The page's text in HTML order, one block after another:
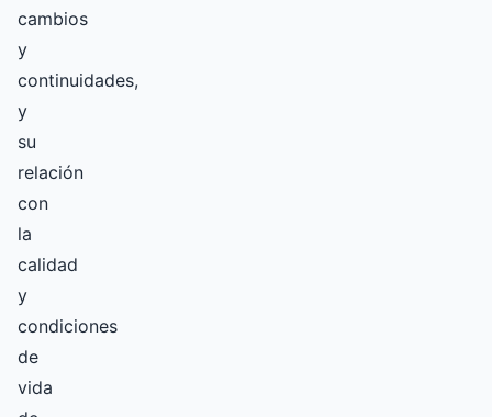
cambios
y
continuidades,
y
su
relación
con
la
calidad
y
condiciones
de
vida